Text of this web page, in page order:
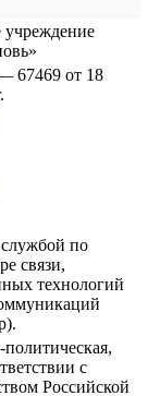
от 18
по
связи,
технологий
с
Российской